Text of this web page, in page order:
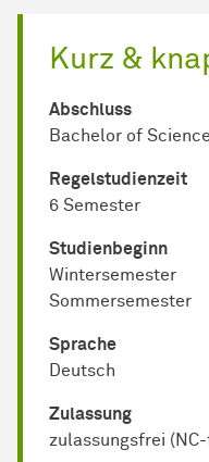
Kurz &
Abschluss
Bachelor of
Regel­studienzeit
6 Semester
Studienbeginn
Wintersemester
Sommersemester
Sprache
Deutsch
Zulassung
zulassungsfrei